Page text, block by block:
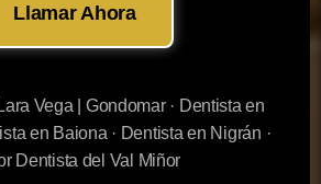
Llamar Ahora
Vega | Gondomar · Dentista en
en Baiona · Dentista en Nigrán ·
Dentista del Val Miñor